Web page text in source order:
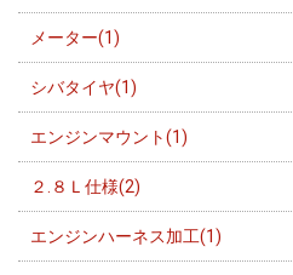
メーター(1)
シバタイヤ(1)
エンジンマウント(1)
２.８Ｌ仕様(2)
エンジンハーネス加工(1)